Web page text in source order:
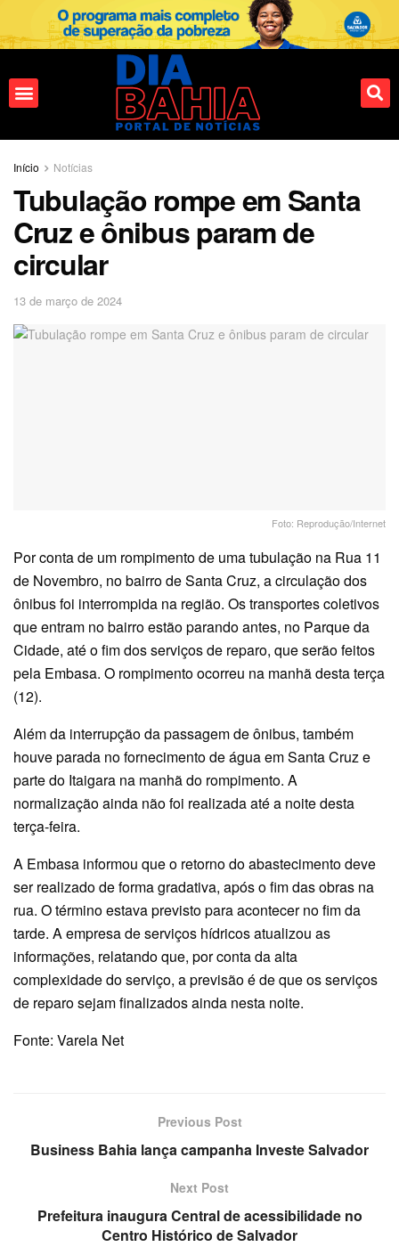
Início Notícias
Tubulação rompe em Santa
Cruz e ônibus param de
circular
13 de março de 2024
Foto: Reprodução/Internet
Por conta de um rompimento de uma tubulação na Rua 11
de Novembro, no bairro de Santa Cruz, a circulação dos
ônibus foi interrompida na região. Os transportes coletivos
que entram no bairro estão parando antes, no Parque da
Cidade, até o fim dos serviços de reparo, que serão feitos
pela Embasa. O rompimento ocorreu na manhã desta terça
(12).
Além da interrupção da passagem de ônibus, também
houve parada no fornecimento de água em Santa Cruz e
parte do Itaigara na manhã do rompimento. A
normalização ainda não foi realizada até a noite desta
terça-feira.
A Embasa informou que o retorno do abastecimento deve
ser realizado de forma gradativa, após o fim das obras na
rua. O término estava previsto para acontecer no fim da
tarde. A empresa de serviços hídricos atualizou as
informações, relatando que, por conta da alta
complexidade do serviço, a previsão é de que os serviços
de reparo sejam finalizados ainda nesta noite.
Fonte: Varela Net
Previous Post
Business Bahia lança campanha Investe Salvador
Next Post
Prefeitura inaugura Central de acessibilidade no
Centro Histórico de Salvador